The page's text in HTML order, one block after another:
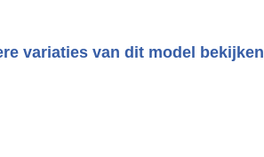
variaties van dit model bekijken